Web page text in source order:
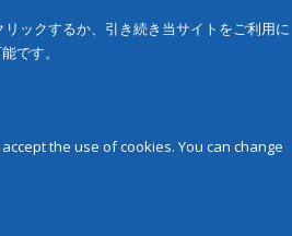
ックするか、引き続き当サイトをご利用に
です。
the use of cookies. You can change